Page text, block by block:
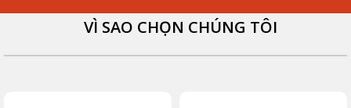
VÌ SAO CHỌN CHÚNG TÔI